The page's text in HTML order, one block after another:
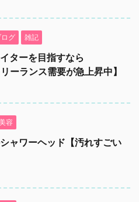
ログ 雑記
ターを目指すなら
ーランス需要が急上昇中】
容
ャワーヘッド【汚れすごい